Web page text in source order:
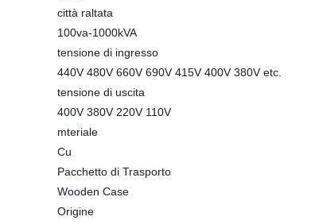
città raltata
100va-1000kVA
tensione di ingresso
440V 480V 660V 690V 415V 400V 380V etc.
tensione di uscita
400V 380V 220V 110V
mteriale
Cu
Pacchetto di Trasporto
Wooden Case
Origine